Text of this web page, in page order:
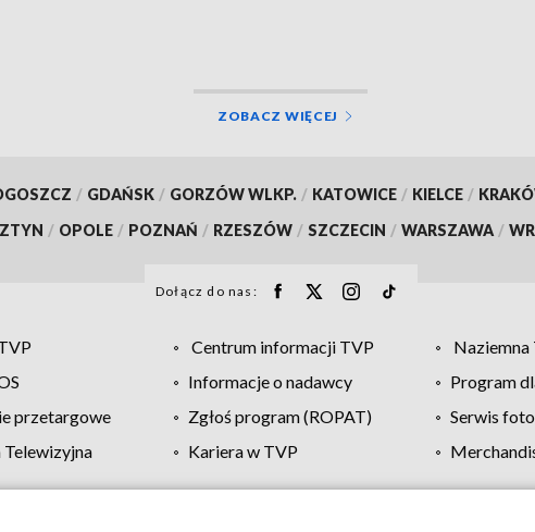
ZOBACZ WIĘCEJ
/ GDAŃSK / GORZÓW WLKP. / KATOWICE / KIELCE /
/ OPOLE / POZNAŃ / RZESZÓW / SZCZECIN / WARSZAWA /
Dołącz do nas:
Centrum informacji TVP
Informacje o nadawcy
Program
przetargowe Zgłoś program (ROPAT)
Serwis
Kariera w TVP